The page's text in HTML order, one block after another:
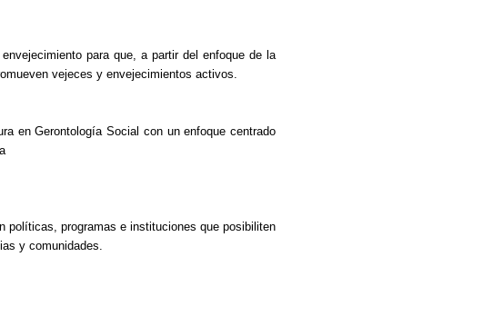
para que, a partir del enfoque de la
vejeces y envejecimientos activos.
en Gerontología Social con un enfoque centrado
políticas, programas e instituciones que posibiliten
y comunidades.